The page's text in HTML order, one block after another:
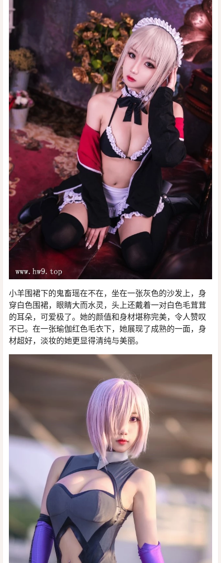
小羊围裙下的鬼畜瑶在不在，坐在一张灰色的沙发上，身
穿白色围裙，眼睛大而水灵，头上还戴着一对白色毛茸茸
的耳朵，可爱极了。她的颜值和身材堪称完美，令人赞叹
不已。在一张瑜伽红色毛衣下，她展现了成熟的一面，身
材超好，淡妆的她更显得清纯与美丽。